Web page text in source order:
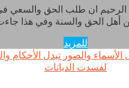
الرحيم ان طلب الحق والسعي
للمزيد